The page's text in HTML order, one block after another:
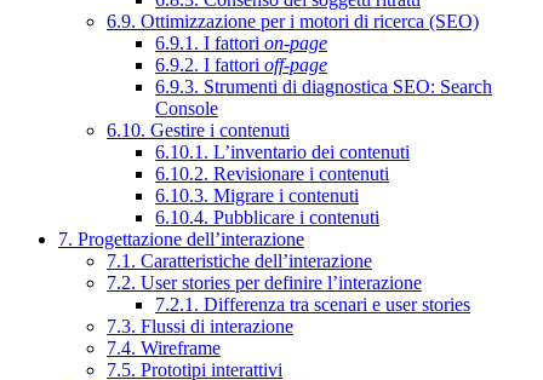
6.9. Ottimizzazione per i motori di ricerca (SEO)
6.9.1. I fattori on-page
6.9.2. I fattori off-page
6.9.3. Strumenti di diagnostica SEO: Search
Console
6.10. Gestire i contenuti
6.10.1. L’inventario dei contenuti
6.10.2. Revisionare i contenuti
6.10.3. Migrare i contenuti
6.10.4. Pubblicare i contenuti
7. Progettazione dell’interazione
7.1. Caratteristiche dell’interazione
7.2. User stories per definire l’interazione
7.2.1. Differenza tra scenari e user stories
7.3. Flussi di interazione
7.4. Wireframe
7.5. Prototipi interattivi